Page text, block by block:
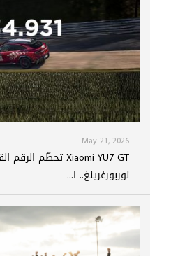
May 21, 2026
نوربورغرينغ.. ا...